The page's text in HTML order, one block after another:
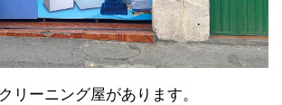
リーニング屋があります。